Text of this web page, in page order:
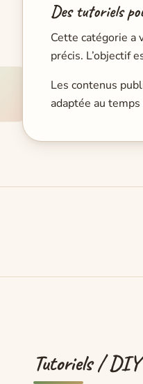
Des tutoriels
Cette catégorie a
précis. L’objectif
Les contenus
adaptée au
Tutoriels / DIY